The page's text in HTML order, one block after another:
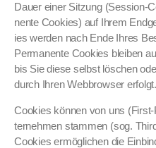
Dauer ein­er Sitzung (Ses­sion-
nente Cook­ies) auf Ihrem
ies wer­den nach Ende Ihres
Per­ma­nente Cook­ies bleiben
bis Sie diese selb­st löschen
durch Ihren Web­brows­er erfol­gt.
Cook­ies kön­nen von uns
ternehmen stam­men (sog.
Cook­ies ermöglichen die